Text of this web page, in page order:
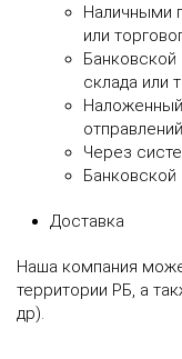
Наличными
или
склада или
Через
Банковской
Доставка
Наша компания
территории РБ, а
др).